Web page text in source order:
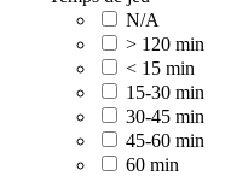
N/A
> 120 min
< 15 min
15-30 min
30-45 min
45-60 min
60 min